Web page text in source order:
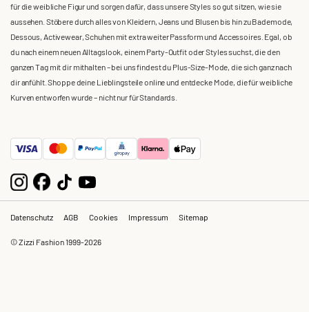
für die weibliche Figur und sorgen dafür, dass unsere Styles so gut sitzen, wie sie
aussehen. Stöbere durch alles von Kleidern, Jeans und Blusen bis hin zu Bademode,
Dessous, Activewear, Schuhen mit extra weiter Passform und Accessoires. Egal, ob
du nach einem neuen Alltagslook, einem Party-Outfit oder Styles suchst, die den
ganzen Tag mit dir mithalten – bei uns findest du Plus-Size-Mode, die sich ganz nach
dir anfühlt. Shoppe deine Lieblingsteile online und entdecke Mode, die für weibliche
Kurven entworfen wurde – nicht nur für Standards.
Datenschutz AGB Cookies Impressum Sitemap
© Zizzi Fashion 1999-2026